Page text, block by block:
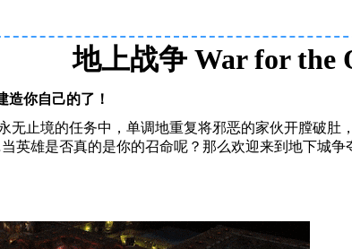
地上战争 War for the
造你自己的了！
无止境的任务中，单调地重复将邪恶的家伙开膛破肚
雄是否真的是你的召命呢？那么欢迎来到地下城争